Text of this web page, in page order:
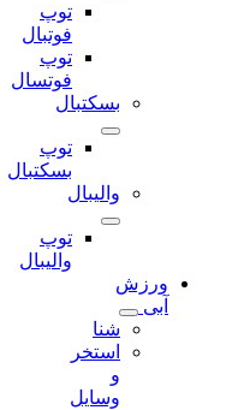
توپ
فوتبال
توپ
فوتسال
بسکتبال
توپ
بسکتبال
والیبال
توپ
والیبال
ورزش
شنا
استخر
وسایل